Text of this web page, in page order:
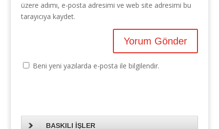
üzere adımı, e-posta adresimi ve web site adresimi bu
tarayıcıya kaydet.
Beni yeni yazılarda e-posta ile bilgilendir.
BASKILI İŞLER